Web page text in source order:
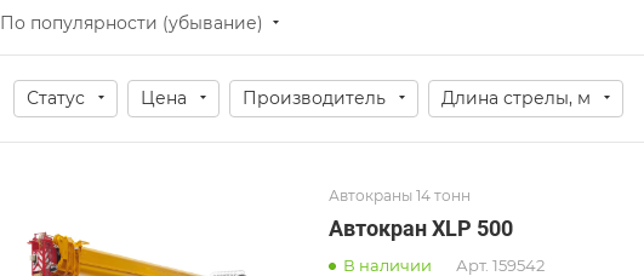
По популярности (убывание)
Статус Цена Производитель Длина стрелы, м
Автокраны 14 тонн
Автокран XLP 500
В наличии Арт. 159542